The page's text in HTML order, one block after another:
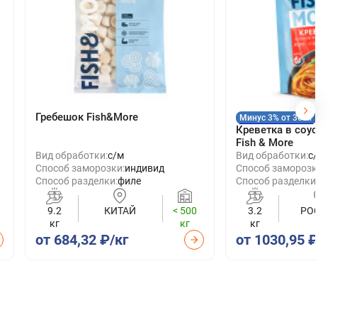
Гребешок Fish&More
Вид обработки:с/м
Способ заморозки:индивид
Способ разделки:филе
9.2
кг
КИТАЙ
< 500
кг
от 684,32 ₽/кг
Минус 3% от 30 кг
Креветка в соусе
Fish & More
Вид обработки:с/м
Способ заморозки:
Способ разделки:
3.2
кг
РОССИЯ
от 1030,95 ₽/кг